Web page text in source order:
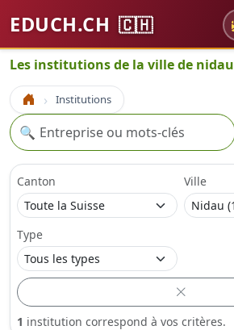
EDUCH.CH 🇨🇭
Les institutions de la ville de nidau
Accueil Institutions
Recherche
🔍
Canton Ville
Type
1 institution correspond à vos critères.